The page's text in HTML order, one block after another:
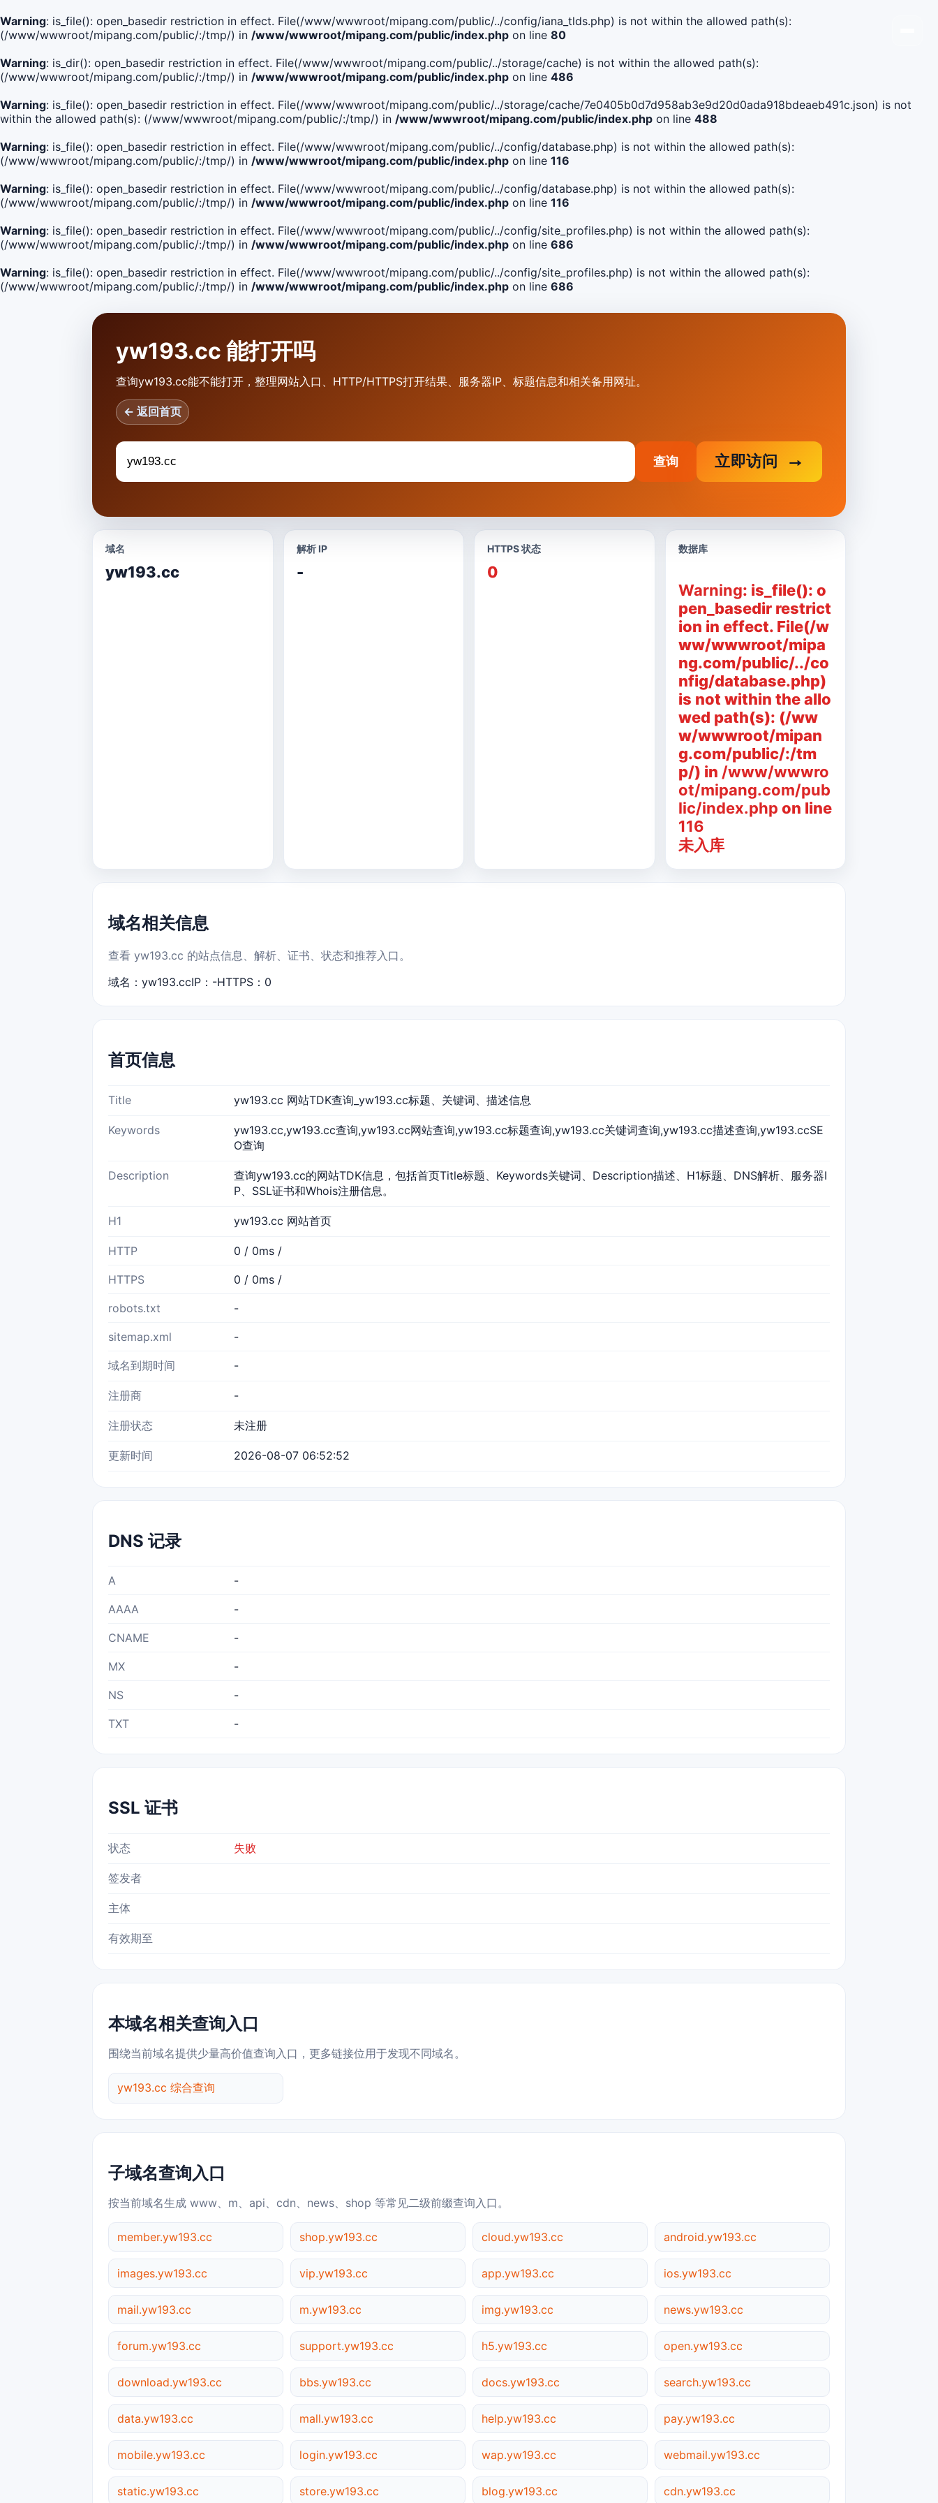
Warning: is_file(): open_basedir restriction in effect. File(/www/wwwroot/mipang.com/public/../config/iana_tlds.php) is not within the allowed path(s):
(/www/wwwroot/mipang.com/public/:/tmp/) in /www/wwwroot/mipang.com/public/index.php on line 80
Warning: is_dir(): open_basedir restriction in effect. File(/www/wwwroot/mipang.com/public/../storage/cache) is not within the allowed path(s):
(/www/wwwroot/mipang.com/public/:/tmp/) in /www/wwwroot/mipang.com/public/index.php on line 486
Warning: is_file(): open_basedir restriction in effect. File(/www/wwwroot/mipang.com/public/../storage/cache/7e0405b0d7d958ab3e9d20d0ada918bdeaeb491c.json) is not
within the allowed path(s): (/www/wwwroot/mipang.com/public/:/tmp/) in /www/wwwroot/mipang.com/public/index.php on line 488
Warning: is_file(): open_basedir restriction in effect. File(/www/wwwroot/mipang.com/public/../config/database.php) is not within the allowed path(s):
(/www/wwwroot/mipang.com/public/:/tmp/) in /www/wwwroot/mipang.com/public/index.php on line 116
Warning: is_file(): open_basedir restriction in effect. File(/www/wwwroot/mipang.com/public/../config/database.php) is not within the allowed path(s):
(/www/wwwroot/mipang.com/public/:/tmp/) in /www/wwwroot/mipang.com/public/index.php on line 116
Warning: is_file(): open_basedir restriction in effect. File(/www/wwwroot/mipang.com/public/../config/site_profiles.php) is not within the allowed path(s):
(/www/wwwroot/mipang.com/public/:/tmp/) in /www/wwwroot/mipang.com/public/index.php on line 686
Warning: is_file(): open_basedir restriction in effect. File(/www/wwwroot/mipang.com/public/../config/site_profiles.php) is not within the allowed path(s):
(/www/wwwroot/mipang.com/public/:/tmp/) in /www/wwwroot/mipang.com/public/index.php on line 686
yw193.cc 能打开吗
查询yw193.cc能不能打开，整理网站入口、HTTP/HTTPS打开结果、服务器IP、标题信息和相关备用网址。
← 返回首页
查询 立即访问
域名
yw193.cc
解析 IP
-
HTTPS 状态
0
数据库
Warning: is_file(): o
pen_basedir restrict
ion in effect. File(/w
ww/wwwroot/mipa
ng.com/public/../co
nfig/database.php)
is not within the allo
wed path(s): (/ww
w/wwwroot/mipan
g.com/public/:/tm
p/) in /www/wwwro
ot/mipang.com/pub
lic/index.php on line
116
未入库
域名相关信息
查看 yw193.cc 的站点信息、解析、证书、状态和推荐入口。
域名：yw193.ccIP：-HTTPS：0
首页信息
Title yw193.cc 网站TDK查询_yw193.cc标题、关键词、描述信息
Keywords
yw193.cc,yw193.cc查询,yw193.cc网站查询,yw193.cc标题查询,yw193.cc关键词查询,yw193.cc描述查询,yw193.ccSE
O查询
Description
查询yw193.cc的网站TDK信息，包括首页Title标题、Keywords关键词、Description描述、H1标题、DNS解析、服务器I
P、SSL证书和Whois注册信息。
H1 yw193.cc 网站首页
HTTP 0 / 0ms /
HTTPS 0 / 0ms /
robots.txt -
sitemap.xml -
域名到期时间 -
注册商 -
注册状态 未注册
更新时间 2026-08-07 06:52:52
DNS 记录
A -
AAAA -
CNAME -
MX -
NS -
TXT -
SSL 证书
状态 失败
签发者
主体
有效期至
本域名相关查询入口
围绕当前域名提供少量高价值查询入口，更多链接位用于发现不同域名。
yw193.cc 综合查询
子域名查询入口
按当前域名生成 www、m、api、cdn、news、shop 等常见二级前缀查询入口。
member.yw193.cc shop.yw193.cc cloud.yw193.cc android.yw193.cc
images.yw193.cc vip.yw193.cc app.yw193.cc ios.yw193.cc
mail.yw193.cc m.yw193.cc img.yw193.cc news.yw193.cc
forum.yw193.cc support.yw193.cc h5.yw193.cc open.yw193.cc
download.yw193.cc bbs.yw193.cc docs.yw193.cc search.yw193.cc
data.yw193.cc mall.yw193.cc help.yw193.cc pay.yw193.cc
mobile.yw193.cc login.yw193.cc wap.yw193.cc webmail.yw193.cc
static.yw193.cc store.yw193.cc blog.yw193.cc cdn.yw193.cc